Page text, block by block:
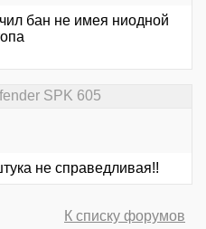
бан не имея ниодной
SPK 605
не справедливая!!
К списку форумов